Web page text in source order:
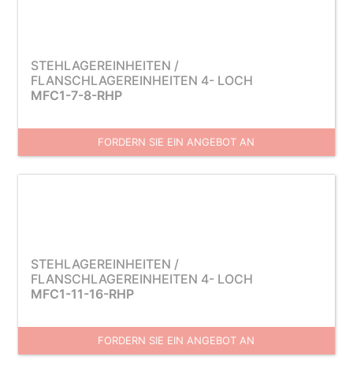
STEHLAGEREINHEITEN /
FLANSCHLAGEREINHEITEN 4- LOCH
MFC1-7-8-RHP
FORDERN SIE EIN ANGEBOT AN
STEHLAGEREINHEITEN /
FLANSCHLAGEREINHEITEN 4- LOCH
MFC1-11-16-RHP
FORDERN SIE EIN ANGEBOT AN